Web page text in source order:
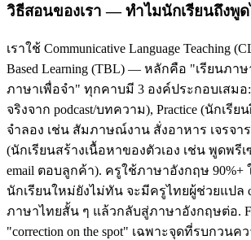
วิธีสอนของเรา — ทำไมนักเรียนถึงพูด
เราใช้ Communicative Language Teaching
Based Learning (TBL) — หลักคือ "เรียนภา
ภาษาเพื่อจำ" ทุกคาบมี 3 องค์ประกอบเสมอ
จริงจาก podcast/บทความ), Practice (นักเรี
จำลอง เช่น สัมภาษณ์งาน สั่งอาหาร เจรจาร
(นักเรียนสร้างเนื้อหาของตัวเอง เช่น พูดพรี
email ตอบลูกค้า). ครูใช้ภาษาอังกฤษ
นักเรียนใหม่ยังไม่ทัน จะมีครูไทยผู้ช่วยแปล
ภาษาไทยสั้น ๆ แล้วกลับสู่ภาษาอังกฤษต่อ.
"correction on the spot" เฉพาะจุดที่รบกวนค